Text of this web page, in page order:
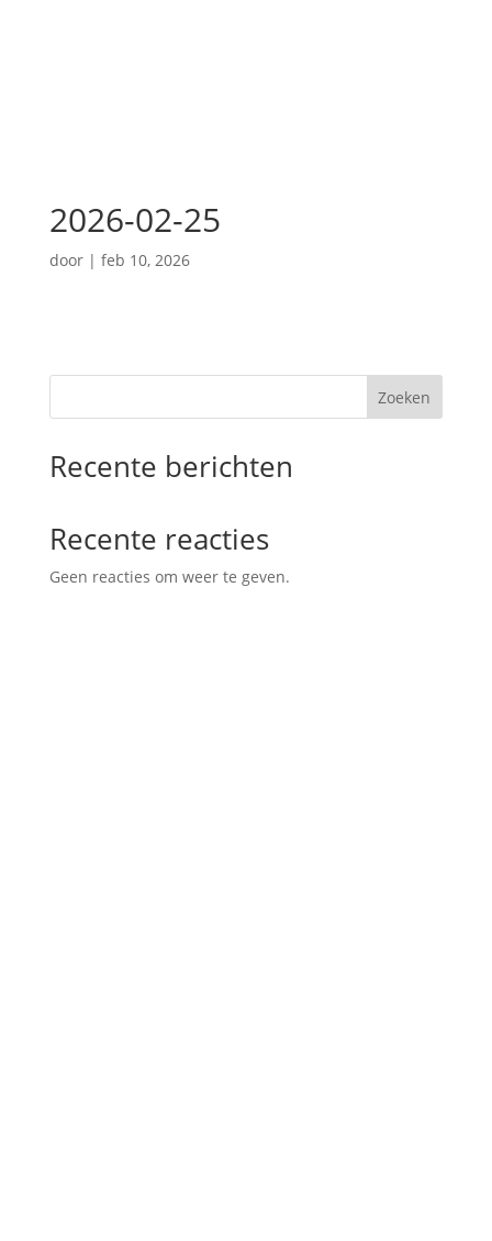
2026-02-25
door | feb 10, 2026
Zoeken
Recente berichten
Recente reacties
Geen reacties om weer te geven.